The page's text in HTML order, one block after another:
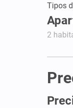
Tipos
2